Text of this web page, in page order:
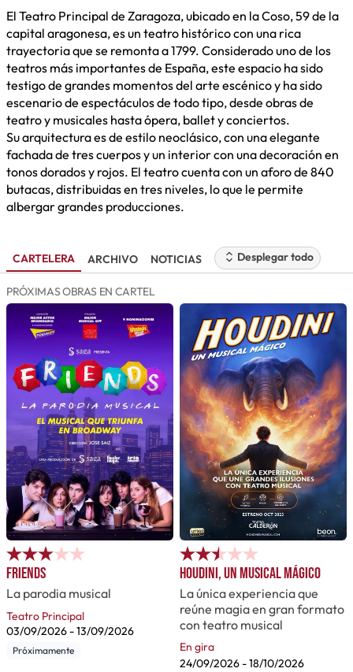
El Teatro Principal de Zaragoza, ubicado en la Coso, 59 de la
capital aragonesa, es un teatro histórico con una rica
trayectoria que se remonta a 1799. Considerado uno de los
teatros más importantes de España, este espacio ha sido
testigo de grandes momentos del arte escénico y ha sido
escenario de espectáculos de todo tipo, desde obras de
teatro y musicales hasta ópera, ballet y conciertos.
Su arquitectura es de estilo neoclásico, con una elegante
fachada de tres cuerpos y un interior con una decoración en
tonos dorados y rojos. El teatro cuenta con un aforo de 840
butacas, distribuidas en tres niveles, lo que le permite
albergar grandes producciones.
CARTELERA ARCHIVO NOTICIAS Desplegar todo
PRÓXIMAS OBRAS EN CARTEL
Friends
La parodia musical
Teatro Principal
03/09/2026 -13/09/2026
Próximamente
Houdini, un musical mágico
La única experiencia que
reúne magia en gran formato
con teatro musical
En gira
24/09/2026 -18/10/2026